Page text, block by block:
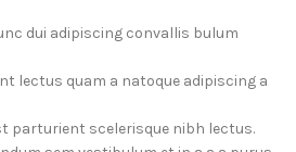
dui adipiscing convallis bulum
lectus quam a natoque adipiscing a
parturient scelerisque nibh lectus.